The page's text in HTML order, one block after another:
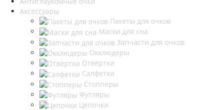
Аксессуары
Пакеты для очков
Маски для сна
Запчасти для очков
Окклюдеры
Отвёртки
Салфетки
Стопперы
Футляры
Цепочки